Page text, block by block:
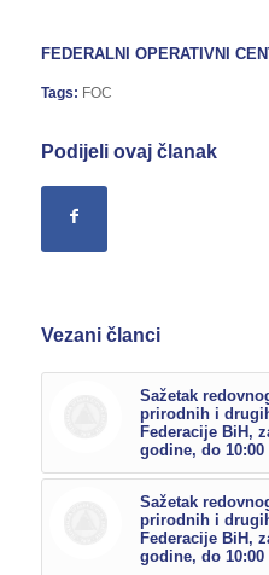
FEDERALNI OPERATIVNI
Tags: FOC
Podijeli ovaj članak
Vezani članci
Sažetak
prirodnih i
Federacije BiH,
godine, do 10:00
Sažetak
prirodnih i
Federacije BiH,
godine, do 10:00